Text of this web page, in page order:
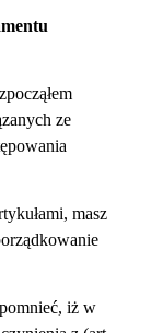
ze
masz
iż w